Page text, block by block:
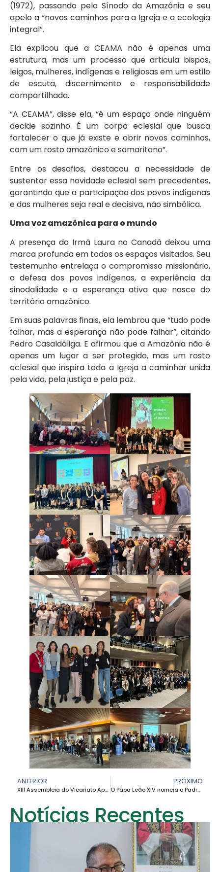
(1972), passando pelo Sínodo da Amazônia e seu
apelo a “novos caminhos para a Igreja e a ecologia
integral”.
Ela explicou que a CEAMA não é apenas uma
estrutura, mas um processo que articula bispos,
leigos, mulheres, indígenas e religiosas em um estilo
de escuta, discernimento e responsabilidade
compartilhada.
“A CEAMA”, disse ela, “é um espaço onde ninguém
decide sozinho. É um corpo eclesial que busca
fortalecer o que já existe e abrir novos caminhos,
com um rosto amazônico e samaritano”.
Entre os desafios, destacou a necessidade de
sustentar essa novidade eclesial sem precedentes,
garantindo que a participação dos povos indígenas
e das mulheres seja real e decisiva, não simbólica.
Uma voz amazônica para o mundo
A presença da Irmã Laura no Canadá deixou uma
marca profunda em todos os espaços visitados. Seu
testemunho entrelaça o compromisso missionário,
a defesa dos povos indígenas, a experiência da
sinodalidade e a esperança ativa que nasce do
território amazônico.
Em suas palavras finais, ela lembrou que “tudo pode
falhar, mas a esperança não pode falhar”, citando
Pedro Casaldáliga. E afirmou que a Amazônia não é
apenas um lugar a ser protegido, mas um rosto
eclesial que inspira toda a Igreja a caminhar unida
pela vida, pela justiça e pela paz.
ANTERIOR
XIII Assembleia do Vicariato Apostólico de Puerto Leguízamo–Solano: um caminho sinodal guiado pelo Espírito na Amazônia
PRÓXIMO
O Papa Leão XIV nomeia o Padre Jesús Alberto Torres novo bispo da Diocese de San José del Guaviare
Notícias Recentes